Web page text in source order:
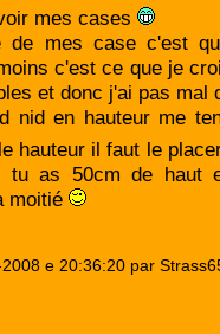
mes cases
de mes case c'est
c'est ce que je
et donc j'ai pas mal
nid en hauteur me
hauteur il faut le
tu as 50cm de haut
moitié
e 20:36:20 par